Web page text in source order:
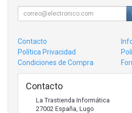
Contacto
Política Privacidad
Condiciones de Compra
Contacto
La Trastienda Informática
27002 España Lugo